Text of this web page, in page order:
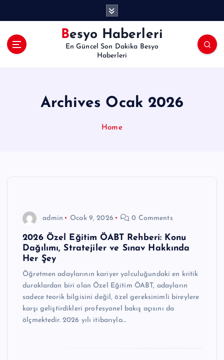
Besyo Haberleri
En Güncel Son Dakika Besyo
Haberleri
Archives Ocak 2026
Home
admin Ocak 9, 2026 0 Comments
2026 Özel Eğitim ÖABT Rehberi: Konu
Dağılımı, Stratejiler ve Sınav Hakkında
Her Şey
Öğretmen adaylarının kariyer yolculuğundaki en kritik
duraklardan biri olan Özel Eğitim ÖABT, adayların
sadece teorik bilgisini değil, özel gereksinimli bireylere
karşı geliştirdikleri profesyonel bakış açısını da
ölçmektedir. 2026 yılı itibarıyla…